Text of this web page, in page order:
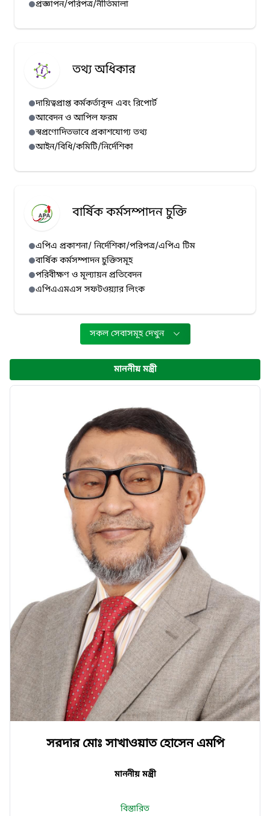
হাম প্রেস রিলিজ (০৭/০৭/২০২৬)
প্রজ্ঞাপন/পরিপত্র/নীতিমালা
তথ্য অধিকার
দায়িত্বপ্রাপ্ত কর্মকর্তাবৃন্দ এবং রিপোর্ট
আবেদন ও আপিল ফরম
স্বপ্রণোদিতভাবে প্রকাশযোগ্য তথ্য
আইন/বিধি/কমিটি/নির্দেশিকা
বার্ষিক কর্মসম্পাদন চুক্তি
এপিএ প্রকাশনা/ নির্দেশিকা/পরিপত্র/এপিএ টিম
বার্ষিক কর্মসম্পাদন চুক্তিসমূহ
পরিবীক্ষণ ও মূল্যায়ন প্রতিবেদন
এপিএএমএস সফটওয়্যার লিংক
সকল সেবাসমূহ দেখুন
মাননীয় মন্ত্রী
সরদার মোঃ সাখাওয়াত হোসেন এমপি
মাননীয় মন্ত্রী
বিস্তারিত